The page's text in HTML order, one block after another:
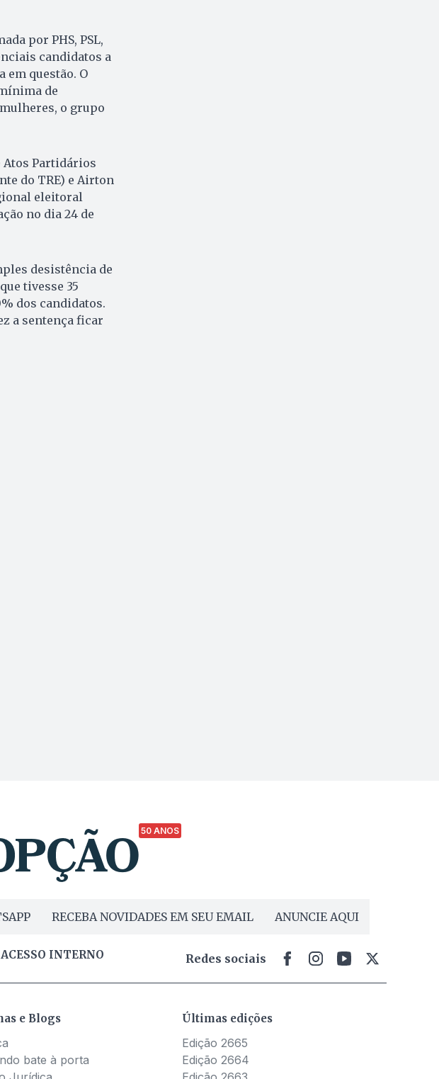
por PHS, PSL,
candidatos a
em questão. O
de
o grupo
Atos Partidários
do TRE) e Airton
eleitoral
no dia 24 de
desistência de
tivesse 35
dos candidatos.
a sentença ficar
50 ANOS
RECEBA NOVIDADES EM SEU EMAIL ANUNCIE AQUI
ACESSO INTERNO Redes sociais
e Blogs
bate à porta
Últimas edições
Edição 2665
Edição 2664